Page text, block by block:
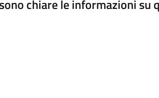
chiare le informazioni su
su 5
su 5
su 5